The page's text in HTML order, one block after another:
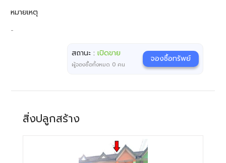
หมายเหตุ
-
สถานะ :เปิดขาย
ผู้จองซื้อทั้งหมด 0 คน
จองซื้อทรัพย์
สิ่งปลูกสร้าง